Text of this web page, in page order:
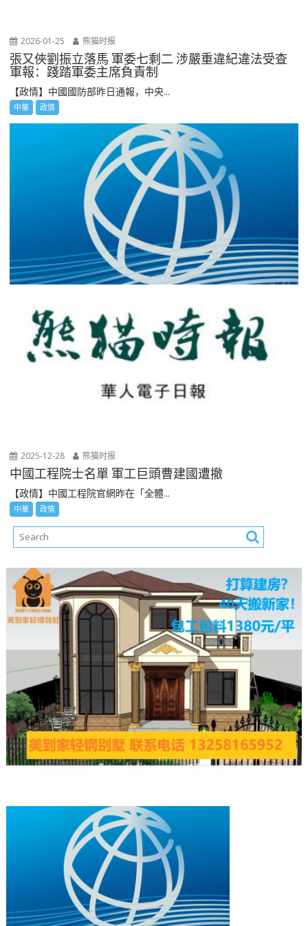
2026-01-25 熊猫时报
張又俠劉振立落馬 軍委七剩二 涉嚴重違紀違法受查
軍報：踐踏軍委主席負責制
【政情】中國國防部昨日通報，中央...
中華 政情
2025-12-28 熊猫时报
中國工程院士名單 軍工巨頭曹建國遭撤
【政情】中國工程院官網昨在「全體...
中華 政情